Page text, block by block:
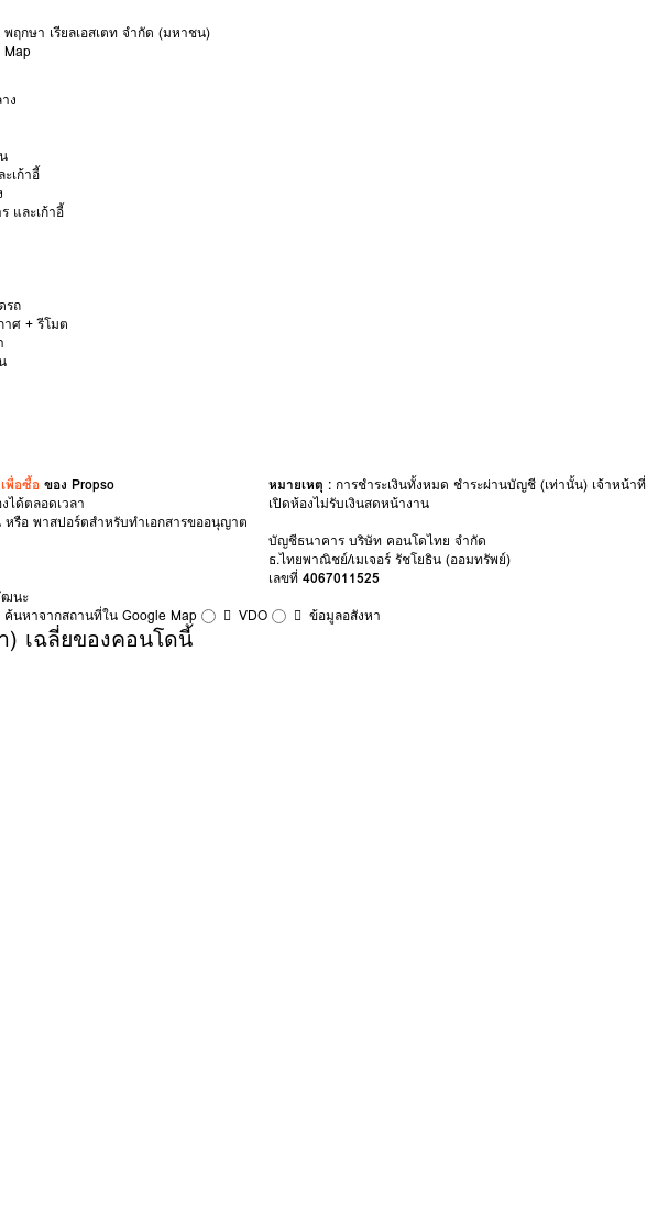
ฤกษา เรียลเอสเตท จำกัด (มหาชน)
ง
เก้าอี้
และเก้าอี้
รถ
าศ + รีโมต
เพื่อซื้อ ของ Propso
ได้ตลอดเวลา
รือ พาสปอร์ตสำหรับทำเอกสารขออนุญาต
หมายเหตุ : การชำระเงินทั้งหมด ชำระผ่านบัญชี (เท่านั้น) เจ้าหน้าที่
เปิดห้องไม่รับเงินสดหน้างาน
บัญชีธนาคาร บริษัท คอนโดไทย จำกัด
ธ.ไทยพาณิชย์/เมเจอร์ รัชโยธิน (ออมทรัพย์)
เลขที่4067011525
นะ
ค้นหาจากสถานที่ใน Google Map VDO ข้อมูลอสังหา
) เฉลี่ยของคอนโดนี้